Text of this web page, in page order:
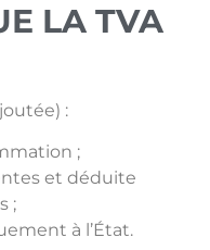
LA TVA
:
;
et déduite
;
à l’État.